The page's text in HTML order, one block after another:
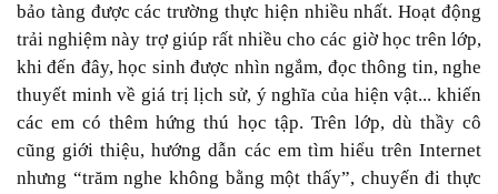
bảo tàng được các trường thực hiện nhiều nhất. Hoạt động
trải nghiệm này trợ giúp rất nhiều cho các giờ học trên lớp,
khi đến đây, học sinh được nhìn ngắm, đọc thông tin, nghe
thuyết minh về giá trị lịch sử, ý nghĩa của hiện vật... khiến
các em có thêm hứng thú học tập. Trên lớp, dù thầy cô
cũng giới thiệu, hướng dẫn các em tìm hiểu trên Internet
nhưng “trăm nghe không bằng một thấy”, chuyến đi thực